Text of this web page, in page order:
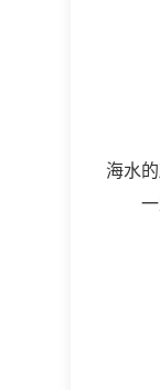
海水